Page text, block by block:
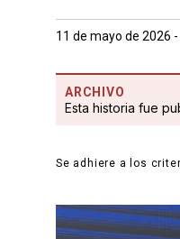
11 de mayo de 2026 -
ARCHIVO
Esta historia fue
Se adhiere a los